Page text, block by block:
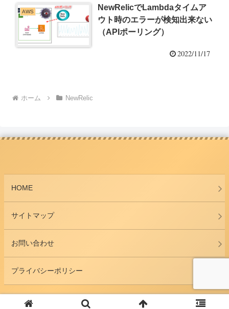
AWS
NewRelicでLambdaタイムア
ウト時のエラーが検知出来ない
（APIポーリング）
2022/11/17
ホーム NewRelic
HOME
サイトマップ
お問い合わせ
プライバシーポリシー